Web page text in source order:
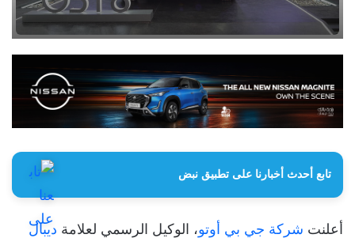
تابع أحدث أخبارنا على تطبيق نبض
أعلنت شركة جي بي أوتو، الوكيل الرسمي لعلامة ديبال